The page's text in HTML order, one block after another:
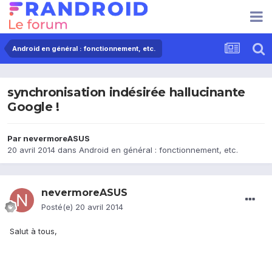
Android en général : fonctionnement, etc.
synchronisation indésirée hallucinante
Google !
Par nevermoreASUS
20 avril 2014 dans Android en général : fonctionnement, etc.
nevermoreASUS
Posté(e) 20 avril 2014
Salut à tous,